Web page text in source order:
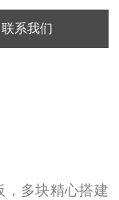
联系我们
，多块精心搭建